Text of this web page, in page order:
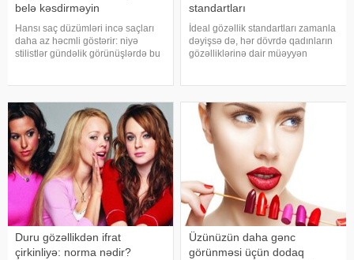
belə kəsdirməyin
Hansı saç düzümləri incə saçları
daha az həcmli göstərir: niyə
stilistlər gündəlik görünüşlərdə bu
hansı saç kəsimləri uyğu
standartları
İdeal gözəllik standartları zamanla
dəyişsə də, hər dövrdə qadınların
gözəlliklərinə dair müəyyən
və sosial strukturların yaratdığ
Duru gözəllikdən ifrat
çirkinliyə: norma nədir?
Üzünüzün daha gənc
görünməsi üçün dodaq